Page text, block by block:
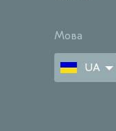
Мова
UA